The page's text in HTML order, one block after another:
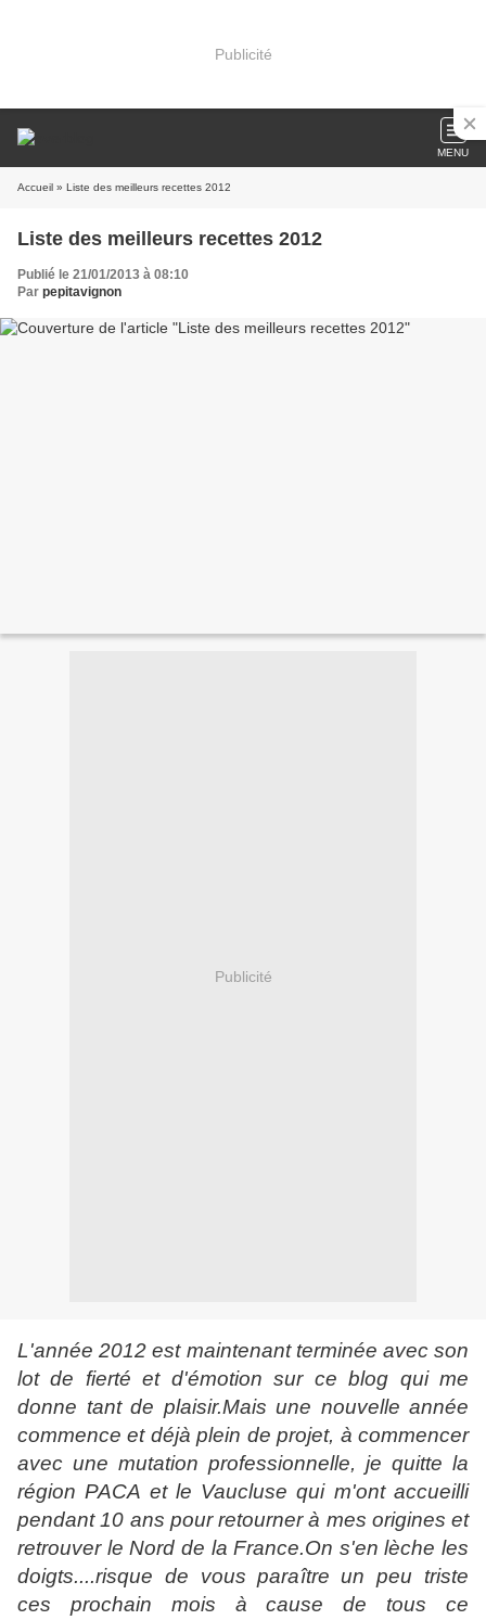
Publicité
MENU
Accueil » Liste des meilleurs recettes 2012
Liste des meilleurs recettes 2012
Publié le 21/01/2013 à 08:10
Par pepitavignon
Publicité
L'année 2012 est maintenant terminée avec son
lot de fierté et d'émotion sur ce blog qui me
donne tant de plaisir.Mais une nouvelle année
commence et déjà plein de projet, à commencer
avec une mutation professionnelle, je quitte la
région PACA et le Vaucluse qui m'ont accueilli
pendant 10 ans pour retourner à mes origines et
retrouver le Nord de la France.On s'en lèche les
doigts....risque de vous paraître un peu triste
ces prochain mois à cause de tous ce